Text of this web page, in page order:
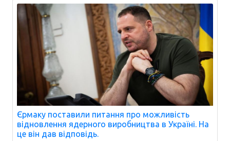
Єрмаку поставили питання про можливість
відновлення ядерного виробництва в Україні. На
це він дав відповідь.